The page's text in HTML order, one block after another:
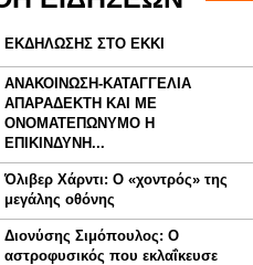
ΕΚΔΗΛΩΣΗΣ ΣΤΟ ΕΚΚΙ
ΑΝΑΚΟΙΝΩΣΗ-ΚΑΤΑΓΓΕΛΙΑ
ΑΠΑΡΑΔΕΚΤΗ ΚΑΙ ΜΕ
ΟΝΟΜΑΤΕΠΩΝΥΜΟ Η
ΕΠΙΚΙΝΔΥΝΗ...
Όλιβερ Χάρντι: Ο «χοντρός» της
μεγάλης οθόνης
Διονύσης Σιμόπουλος: Ο
αστροφυσικός που εκλαΐκευσε